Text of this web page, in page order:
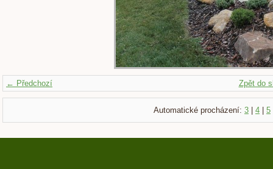
← Předchozí Zpět do
Automatické procházení: 3 4 5